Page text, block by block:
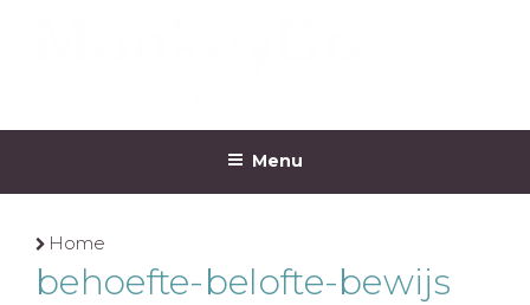
MONKEYDO
Menu
Home
behoefte-belofte-bewijs